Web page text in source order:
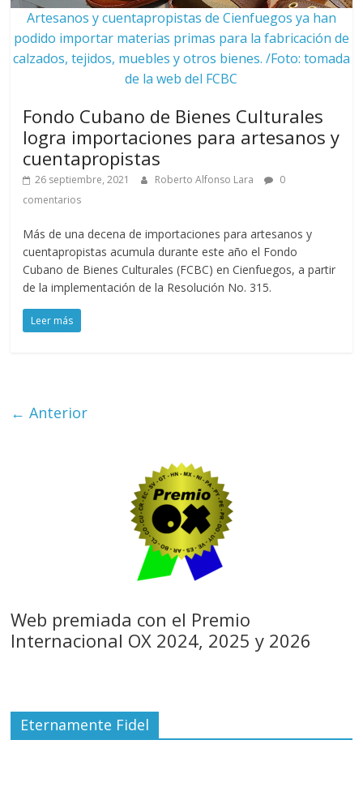
Artesanos y cuentapropistas de Cienfuegos ya han
podido importar materias primas para la fabricación de
calzados, tejidos, muebles y otros bienes. /Foto: tomada
de la web del FCBC
Fondo Cubano de Bienes Culturales
logra importaciones para artesanos y
cuentapropistas
26 septiembre, 2021 Roberto Alfonso Lara
0
comentarios
Más de una decena de importaciones para artesanos y
cuentapropistas acumula durante este año el Fondo
Cubano de Bienes Culturales (FCBC) en Cienfuegos, a partir
de la implementación de la Resolución No. 315.
Leer más
← Anterior
Web premiada con el Premio
Internacional OX 2024, 2025 y 2026
Eternamente Fidel